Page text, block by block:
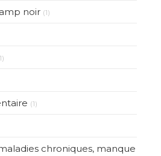
noir (1)
(1)
chroniques, manque